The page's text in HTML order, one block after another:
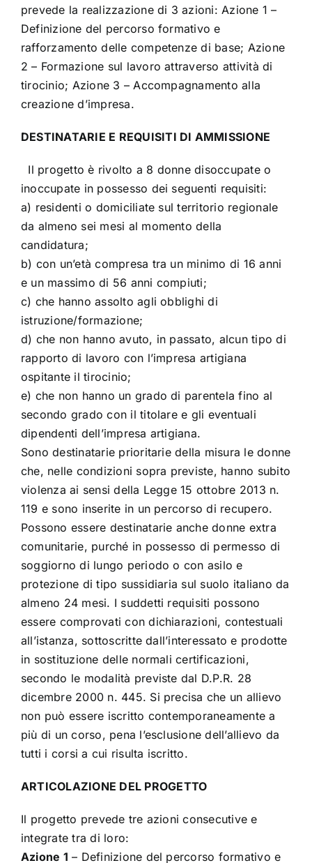
prevede la realizzazione di 3 azioni: Azione 1 –
Definizione del percorso formativo e
rafforzamento delle competenze di base; Azione
2 – Formazione sul lavoro attraverso attività di
tirocinio; Azione 3 – Accompagnamento alla
creazione d’impresa.
DESTINATARIE E REQUISITI DI AMMISSIONE
Il progetto è rivolto a 8 donne disoccupate o
inoccupate in possesso dei seguenti requisiti:
a) residenti o domiciliate sul territorio regionale
da almeno sei mesi al momento della
candidatura;
b) con un’età compresa tra un minimo di 16 anni
e un massimo di 56 anni compiuti;
c) che hanno assolto agli obblighi di
istruzione/formazione;
d) che non hanno avuto, in passato, alcun tipo di
rapporto di lavoro con l’impresa artigiana
ospitante il tirocinio;
e) che non hanno un grado di parentela fino al
secondo grado con il titolare e gli eventuali
dipendenti dell’impresa artigiana.
Sono destinatarie prioritarie della misura le donne
che, nelle condizioni sopra previste, hanno subito
violenza ai sensi della Legge 15 ottobre 2013 n.
119 e sono inserite in un percorso di recupero.
Possono essere destinatarie anche donne extra
comunitarie, purché in possesso di permesso di
soggiorno di lungo periodo o con asilo e
protezione di tipo sussidiaria sul suolo italiano da
almeno 24 mesi. I suddetti requisiti possono
essere comprovati con dichiarazioni, contestuali
all’istanza, sottoscritte dall’interessato e prodotte
in sostituzione delle normali certificazioni,
secondo le modalità previste dal D.P.R. 28
dicembre 2000 n. 445. Si precisa che un allievo
non può essere iscritto contemporaneamente a
più di un corso, pena l’esclusione dell’allievo da
tutti i corsi a cui risulta iscritto.
ARTICOLAZIONE DEL PROGETTO
Il progetto prevede tre azioni consecutive e
integrate tra di loro:
Azione 1 – Definizione del percorso formativo e